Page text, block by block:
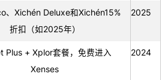
、Xichén Deluxe和Xichén15%
折扣（如2025年）
2025
Plus + Xplor套餐，免费进入
Xenses
2024